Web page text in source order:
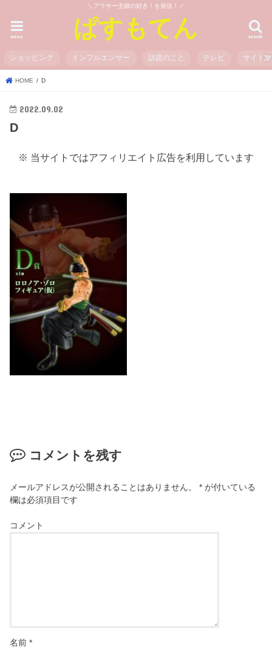
＼アラサー主婦の好き！を発信！／
ぱすもてん search
menu
ショッピング インフルエンサー 話題のこと テレビ サイト
HOME D
2022.09.02
D
※ 当サイトではアフィリエイト広告を利用しています
コメントを残す
メールアドレスが公開されることはありません。 * が付いている
欄は必須項目です
コメント
名前*